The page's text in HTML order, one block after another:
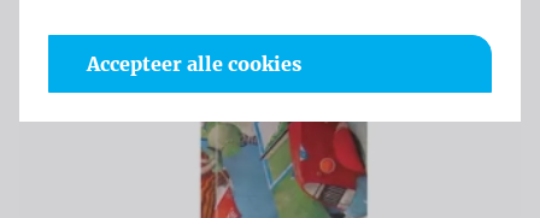
Accepteer alle cookies